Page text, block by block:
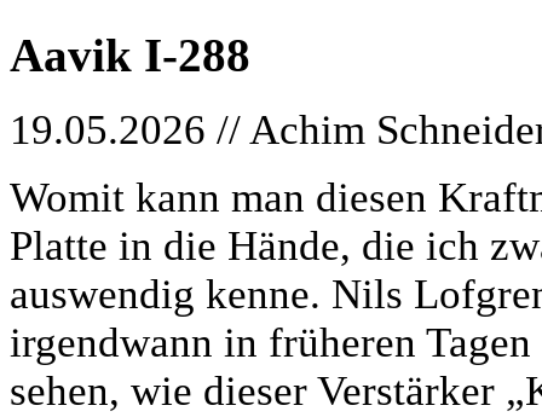
Aavik I-288
19.05.2026 // Achim
Womit kann man diesen
Platte in die Hände, die ich
auswendig kenne. Nils
irgendwann in früheren
sehen, wie dieser Verstärker